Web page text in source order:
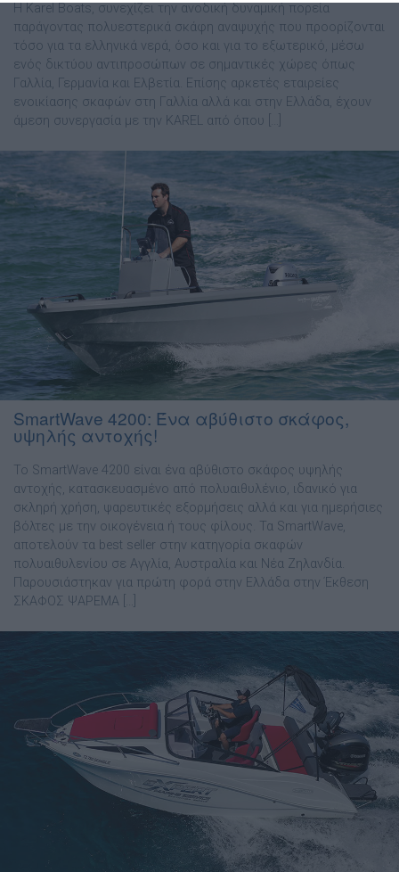
Η Karel Boats, συνεχίζει την ανοδική δυναµική πορεία
παράγοντας πολυεστερικά σκάφη αναψυχής που προορίζονται
τόσο για τα ελληνικά νερά, όσο και για το εξωτερικό, µέσω
ενός δικτύου αντιπροσώπων σε σηµαντικές χώρες όπως
Γαλλία, Γερµανία και Ελβετία. Επίσης αρκετές εταιρείες
ενοικίασης σκαφών στη Γαλλία αλλά και στην Ελλάδα, έχουν
άµεση συνεργασία µε την KAREL από όπου […]
SmartWave 4200: Ένα αβύθιστο σκάφος,
υψηλής αντοχής!
Το SmartWave 4200 είναι ένα αβύθιστο σκάφος υψηλής
αντοχής, κατασκευασµένο από πολυαιθυλένιο, ιδανικό για
σκληρή χρήση, ψαρευτικές εξορµήσεις αλλά και για ηµερήσιες
βόλτες µε την οικογένεια ή τους φίλους. Τα SmartWave,
αποτελούν τα best seller στην κατηγορία σκαφών
πολυαιθυλενίου σε Αγγλία, Αυστραλία και Νέα Ζηλανδία.
Παρουσιάστηκαν για πρώτη φορά στην Ελλάδα στην Έκθεση
ΣΚΑΦΟΣ ΨΑΡΕΜΑ […]